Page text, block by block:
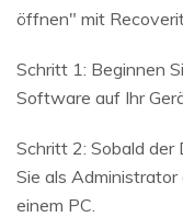
öffnen" mit
Schritt 1: Beginnen
Software auf Ihr
Schritt 2: Sobald der
Sie als
einem PC.